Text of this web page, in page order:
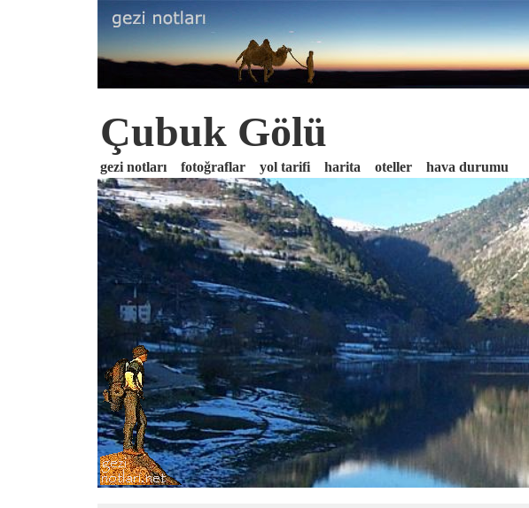
Çubuk Gölü
gezi notları fotoğraflar yol tarifi harita oteller hava durumu